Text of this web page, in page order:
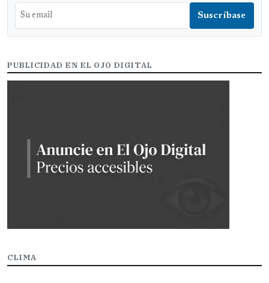
PUBLICIDAD EN EL OJO DIGITAL
CLIMA